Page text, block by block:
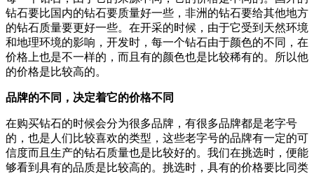
钻石要比国内的钻石要质量好一些，非洲的钻石要给其他地方
的钻石质量要更好一些。在开采的时候，由于它受到天然环境
和地理环境的影响，开发时，每一个钻石由于颜色的不同，在
价格上也是不一样的，而且有的颜色也是比较稀有的。所以他
的价格是比较高的。
品牌的不同，决定着它的价格不同
在购买钻石的时候会分为很多品牌，有很多品牌都是老字号
的，也是人们比较喜欢的类型，这些老字号的品牌有一定的可
信度而且生产的钻石质量也是比较好的。我们在挑选时，便能
够看到具有的品质是比较高的。挑选时，具有的价格要比同类